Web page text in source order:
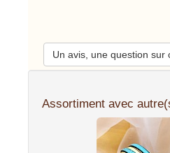
Un avis, une question sur
Assortiment avec